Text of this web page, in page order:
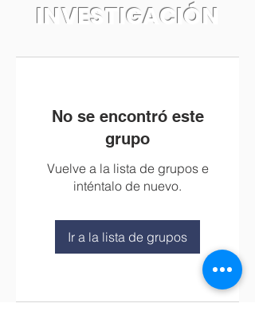
INVESTIGACIÓN
No se encontró este
grupo
Vuelve a la lista de grupos e
inténtalo de nuevo.
Ir a la lista de grupos